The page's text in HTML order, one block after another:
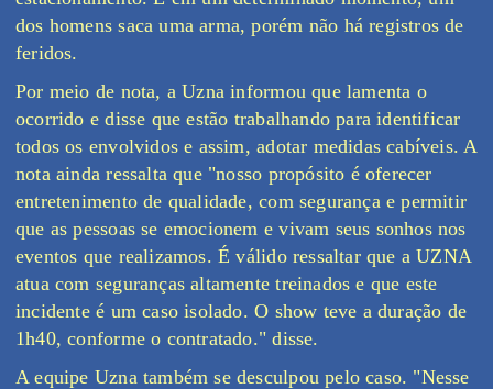
dos homens saca uma arma, porém não há registros de
feridos.
Por meio de nota, a Uzna informou que lamenta o
ocorrido e disse que estão trabalhando para identificar
todos os envolvidos e assim, adotar medidas cabíveis. A
nota ainda ressalta que "nosso propósito é oferecer
entretenimento de qualidade, com segurança e permitir
que as pessoas se emocionem e vivam seus sonhos nos
eventos que realizamos. É válido ressaltar que a UZNA
atua com seguranças altamente treinados e que este
incidente é um caso isolado. O show teve a duração de
1h40, conforme o contratado." disse.
A equipe Uzna também se desculpou pelo caso. "Nesse